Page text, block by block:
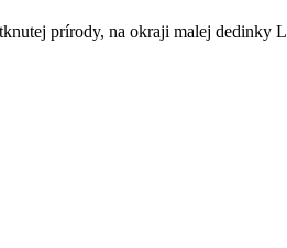
prírody, na okraji malej dedinky